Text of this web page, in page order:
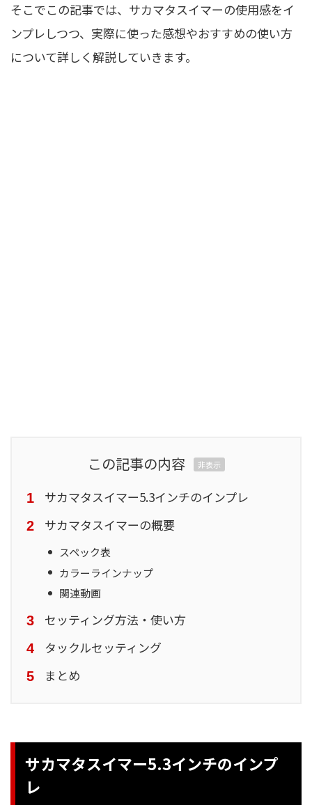
そこでこの記事では、サカマタスイマーの使用感をイ
ンプレしつつ、実際に使った感想やおすすめの使い方
について詳しく解説していきます。
この記事の内容 非表示
サカマタスイマー5.3インチのインプレ
サカマタスイマーの概要
スペック表
カラーラインナップ
関連動画
セッティング方法・使い方
タックルセッティング
まとめ
サカマタスイマー5.3インチのインプ
レ